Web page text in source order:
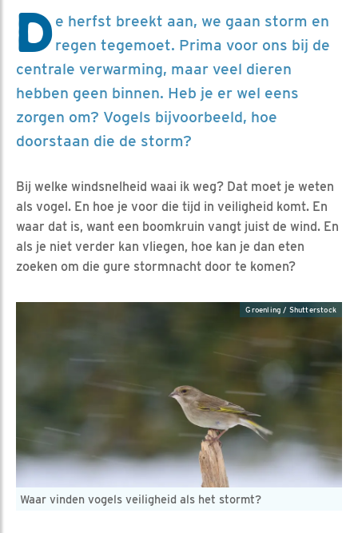
De herfst breekt aan, we gaan storm en
regen tegemoet. Prima voor ons bij de
centrale verwarming, maar veel dieren
hebben geen binnen. Heb je er wel eens
zorgen om? Vogels bijvoorbeeld, hoe
doorstaan die de storm?
Bij welke windsnelheid waai ik weg? Dat moet je weten
als vogel. En hoe je voor die tijd in veiligheid komt. En
waar dat is, want een boomkruin vangt juist de wind. En
als je niet verder kan vliegen, hoe kan je dan eten
zoeken om die gure stormnacht door te komen?
Waar vinden vogels veiligheid als het stormt?
Groenling / Shutterstock